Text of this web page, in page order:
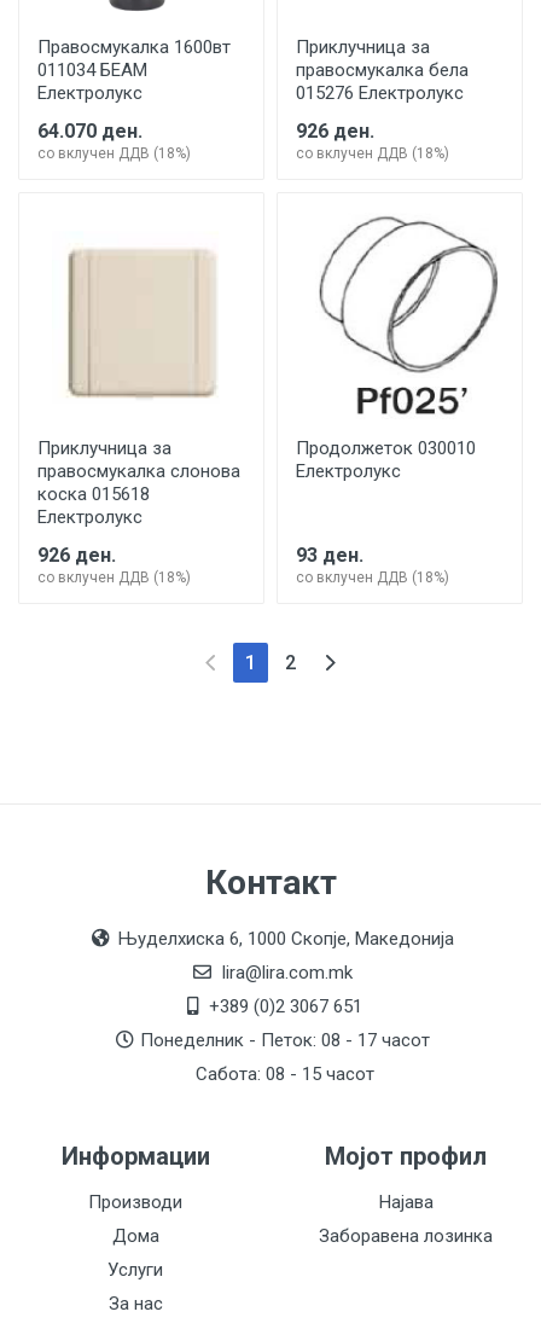
Правосмукалка 1600вт
011034 БЕАМ
Електролукс
64.070 ден.
со вклучен ДДВ (18%)
Приклучница за
правосмукалка бела
015276 Електролукс
926 ден.
со вклучен ДДВ (18%)
Приклучница за
правосмукалка слонова
коска 015618
Електролукс
926 ден.
со вклучен ДДВ (18%)
Продолжеток 030010
Електролукс
93 ден.
со вклучен ДДВ (18%)
1 (current)
2
Контакт
Њуделхиска 6, 1000 Скопје, Македонија
lira@lira.com.mk
+389 (0)2 3067 651
Понеделник - Петок: 08 - 17 часот
Сабота: 08 - 15 часот
Информации
Производи
Дома
Услуги
За нас
Мојот профил
Најава
Заборавена лозинка